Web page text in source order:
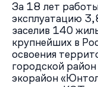
За 18 лет
эксплуатацию
заселив 140
крупнейших в
освоения
городской
экорайон